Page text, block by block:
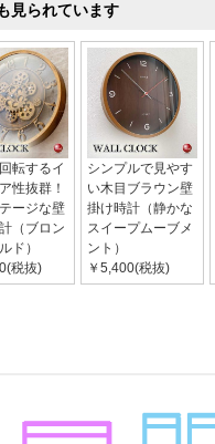
見られています
転するイ
性抜群！
ージな壁
（ブロン
ド）
税抜)
シンプルで見やす
い木目ブラウン壁
掛け時計（静かな
スイープムーブメ
ント）
￥5,400(税抜)